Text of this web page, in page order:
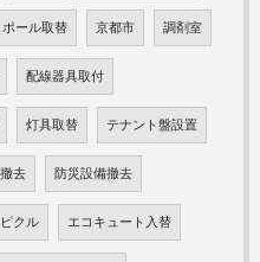
ポール取替 京都市 調剤室
配線器具取付
灯具取替 テナント盤設置
去 防災設備撤去
クル エコキュート入替